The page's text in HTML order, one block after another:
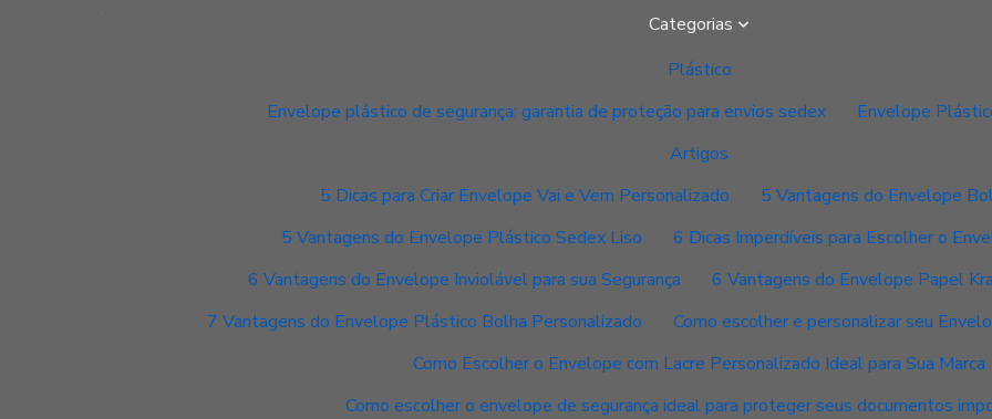
Categorias
Plástico
Envelope plástico de segurança: garantia de proteção para envios sedex
Envelope
Artigos
5 Dicas para Criar Envelope Vai e Vem Personalizado
5 Vantagens do Envelope
5 Vantagens do Envelope Plástico Sedex Liso
6 Dicas Imperdíveis para Escolher o
6 Vantagens do Envelope Inviolável para sua Segurança
6 Vantagens do Envelope Papel
7 Vantagens do Envelope Plástico Bolha Personalizado
Como escolher e personalizar seu
Como Escolher o Envelope com Lacre Personalizado Ideal para Sua Marca
Como escolher o envelope de segurança ideal para proteger seus documentos